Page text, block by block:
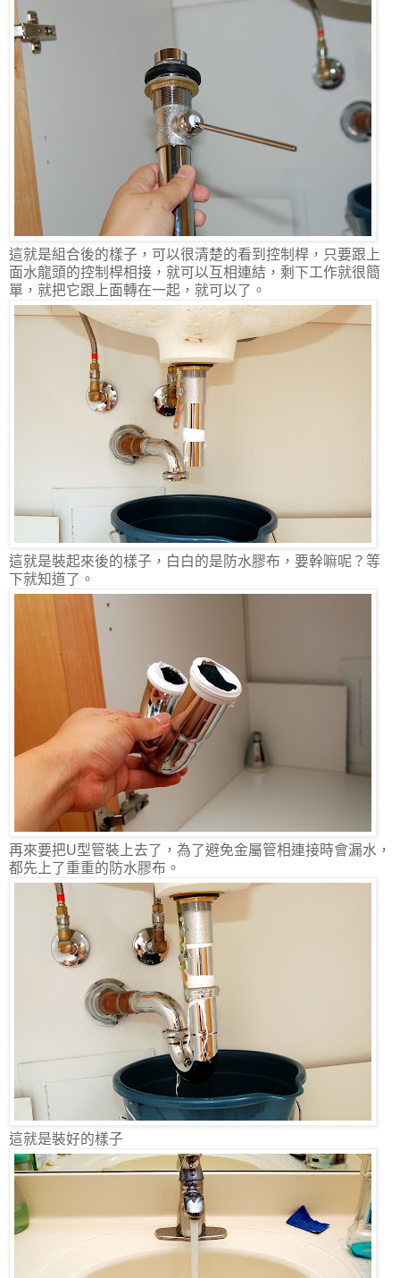
這就是組合後的樣子，可以很清楚的看到控制桿，只要跟上
面水龍頭的控制桿相接，就可以互相連結，剩下工作就很簡
單，就把它跟上面轉在一起，就可以了。
這就是裝起來後的樣子，白白的是防水膠布，要幹嘛呢？等
下就知道了。
再來要把U型管裝上去了，為了避免金屬管相連接時會漏水，
都先上了重重的防水膠布。
這就是裝好的樣子